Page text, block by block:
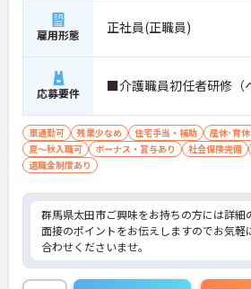
雇用形態 正社員(正職員)
応募要件 ■介護職員初任者研修（
車通勤可 残業少なめ 住宅手当・補助
産休･育
夏～秋入職可
ボーナス・賞与あり 社会保険完備
退職金制度あり
群馬県太田市ご興味をお持ちの方には詳細
面接のポイントをお伝えしますのでお気軽
合わせくださいませ。